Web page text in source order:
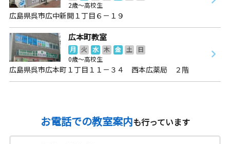
2歳～高校生
広島県呉市広中新開１丁目６－１９
広本町教室
月 火 水 木 金 土
日
0歳～高校生
広島県呉市広本町１丁目１１－３４ 西本広薬局 ２階
お電話での教室案内も行っています